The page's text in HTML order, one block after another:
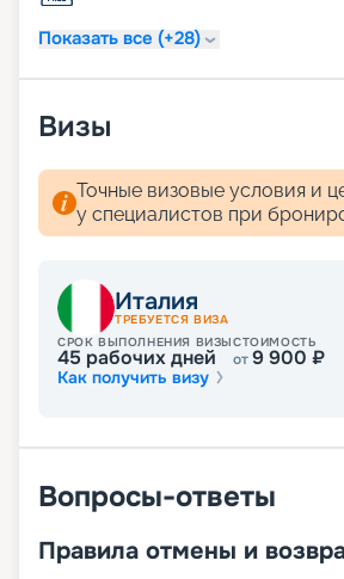
Показать все (+28)
Визы
Точные визовые условия и
у специалистов при
Италия
ТРЕБУЕТСЯ ВИЗА
СРОК ВЫПОЛНЕНИЯ ВИЗЫ
45 рабочих дней
СТОИМОСТЬ
от9 900 ₽
Как получить визу
Вопросы-ответы
Правила отмены и